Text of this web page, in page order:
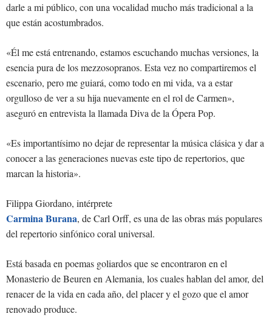
darle a mi público, con una vocalidad mucho más tradicional a la
que están acostumbrados.
«Él me está entrenando, estamos escuchando muchas versiones, la
esencia pura de los mezzosopranos. Esta vez no compartiremos el
escenario, pero me guiará, como todo en mi vida, va a estar
orgulloso de ver a su hija nuevamente en el rol de Carmen»,
aseguró en entrevista la llamada Diva de la Ópera Pop.
«Es importantísimo no dejar de representar la música clásica y dar a
conocer a las generaciones nuevas este tipo de repertorios, que
marcan la historia».
Filippa Giordano, intérprete
Carmina Burana, de Carl Orff, es una de las obras más populares
del repertorio sinfónico coral universal.
Está basada en poemas goliardos que se encontraron en el
Monasterio de Beuren en Alemania, los cuales hablan del amor, del
renacer de la vida en cada año, del placer y el gozo que el amor
renovado produce.